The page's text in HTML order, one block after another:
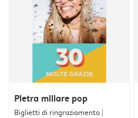
Pietra miliare pop
Biglietti di ringraziamento |